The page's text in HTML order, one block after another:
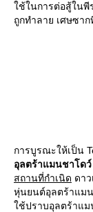
ใช้ในการต่อสู้ใน
ถูกทำลาย เศษซา
การบูรณะให้เ
อุลตร้าแมนชาโดว์
สถานที่กำเนิด ดา
หุ่นยนต์อุลตร้าแม
ใช้ปราบอุลต